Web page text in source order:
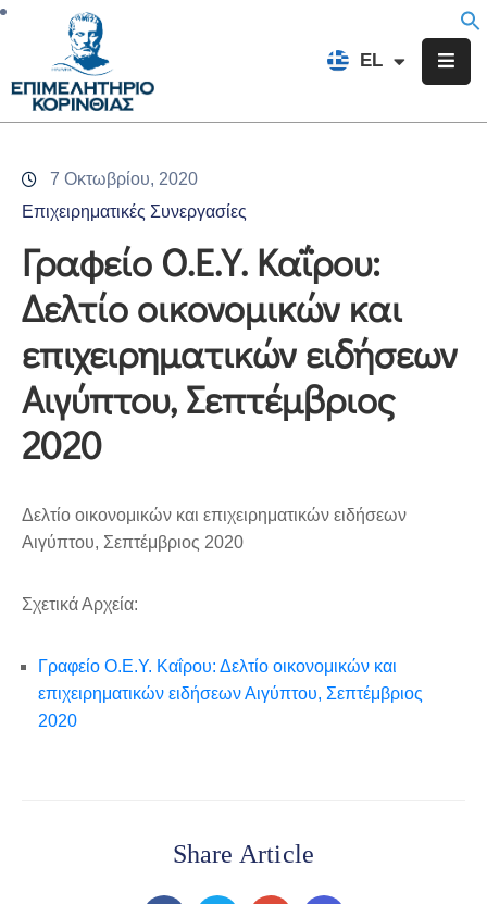
EL
FR
Επιμελητήριο
Υπηρεσίες
Προγράμματα
Δράσεις
Εκδηλώσεις
Επικοινωνία
7 Οκτωβρίου, 2020
Επιχειρηματικές Συνεργασίες
Γραφείο Ο.Ε.Υ. Καΐρου:
Δελτίο οικονομικών και
επιχειρηματικών ειδήσεων
Αιγύπτου, Σεπτέμβριος
2020
Δελτίο οικονομικών και επιχειρηματικών ειδήσεων
Αιγύπτου, Σεπτέμβριος 2020
Σχετικά Αρχεία:
Γραφείο Ο.Ε.Υ. Καΐρου: Δελτίο οικονομικών και
επιχειρηματικών ειδήσεων Αιγύπτου, Σεπτέμβριος
2020
Share Article